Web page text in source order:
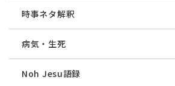
時事ネタ解釈
病気・生死
Noh Jesu語録